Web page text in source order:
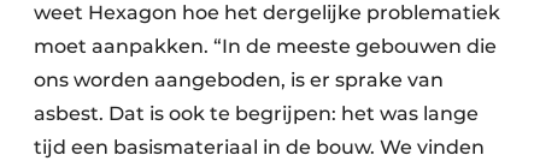
weet Hexagon hoe het dergelijke problematiek
moet aanpakken. “In de meeste gebouwen die
ons worden aangeboden, is er sprake van
asbest. Dat is ook te begrijpen: het was lange
tijd een basismateriaal in de bouw. We vinden